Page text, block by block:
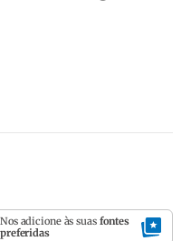
Nos adicione às suas fontes
preferidas